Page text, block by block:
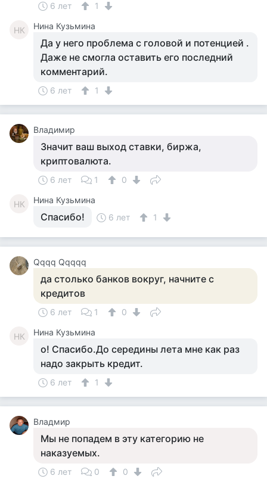
6 лет 1
НК Нина Кузьмина
Да у него проблема с головой и потенцией .
Даже не смогла оставить его последний
комментарий.
6 лет 1
Владимир
Значит ваш выход ставки, биржа,
криптовалюта.
6 лет 1 0
НК Нина Кузьмина
Спасибо! 6 лет 1
Qqqq Qqqqq
да столько банков вокруг, начните с
кредитов
6 лет 1 0
НК Нина Кузьмина
о! Спасибо.До середины лета мне как раз
надо закрыть кредит.
6 лет 1
Владмир
Мы не попадем в эту категорию не
наказуемых.
6 лет 0 0